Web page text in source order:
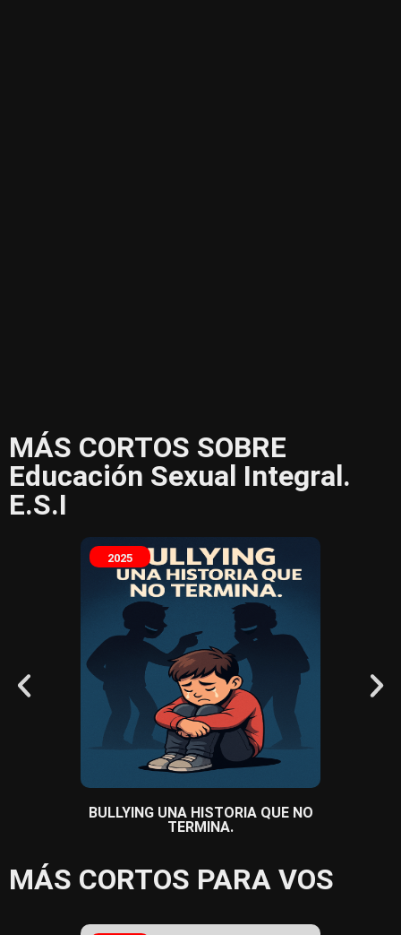
MÁS CORTOS SOBRE
Educación Sexual Integral.
E.S.I
2025
BULLYING UNA HISTORIA QUE NO
TERMINA.
MÁS CORTOS PARA VOS